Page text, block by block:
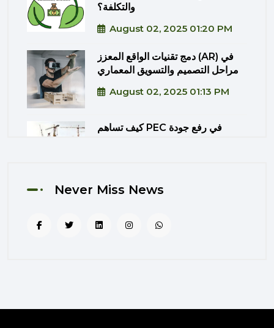
والتكلفة؟
August 02, 2025 01:20 PM
دمج تقنيات الواقع المعزز (AR) في
مراحل التصميم والتسويق المعماري
August 02, 2025 01:13 PM
كيف تساهم PEC في رفع جودة
أكثر إنسانية
والتكاليف؟
Never Miss News